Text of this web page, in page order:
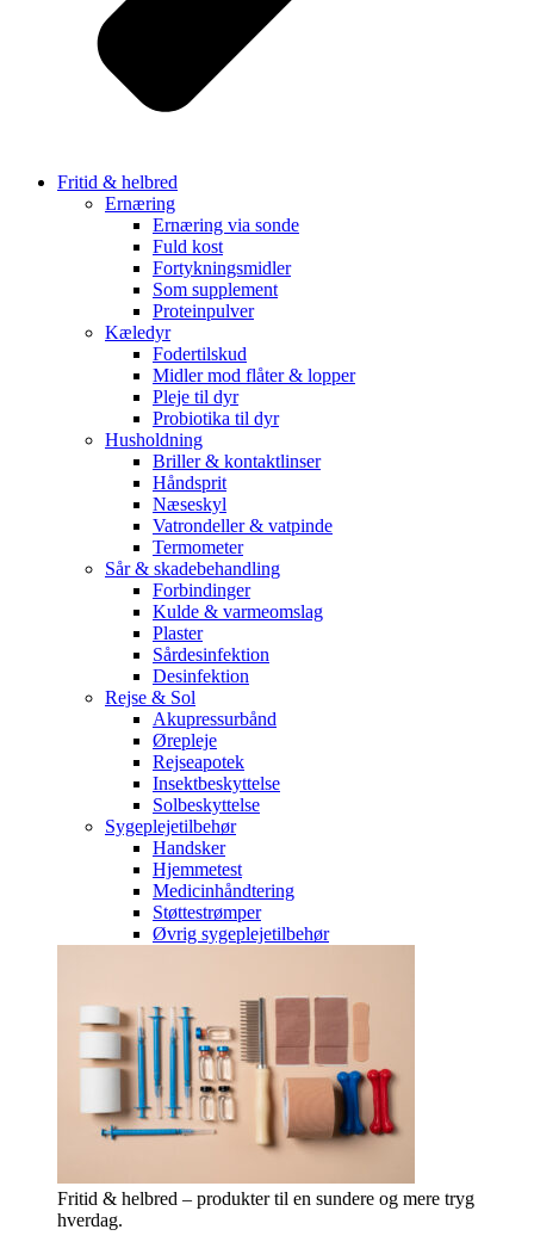
Fritid & helbred
Ernæring
Ernæring via sonde
Fuld kost
Fortykningsmidler
Som supplement
Proteinpulver
Kæledyr
Fodertilskud
Midler mod flåter & lopper
Pleje til dyr
Probiotika til dyr
Husholdning
Briller & kontaktlinser
Håndsprit
Næseskyl
Vatrondeller & vatpinde
Termometer
Sår & skadebehandling
Forbindinger
Kulde & varmeomslag
Plaster
Sårdesinfektion
Desinfektion
Rejse & Sol
Akupressurbånd
Ørepleje
Rejseapotek
Insektbeskyttelse
Solbeskyttelse
Sygeplejetilbehør
Handsker
Hjemmetest
Medicinhåndtering
Støttestrømper
Øvrig sygeplejetilbehør
Fritid & helbred – produkter til en sundere og mere tryg
hverdag.